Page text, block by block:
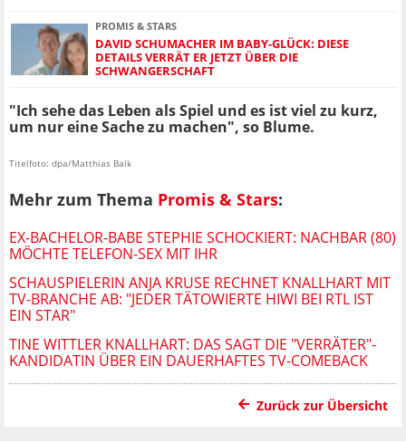
PROMIS & STARS
DAVID SCHUMACHER IM BABY-GLÜCK: DIESE
DETAILS VERRÄT ER JETZT ÜBER DIE
SCHWANGERSCHAFT
"Ich sehe das Leben als Spiel und es ist viel zu kurz,
um nur eine Sache zu machen", so Blume.
Titelfoto: dpa/Matthias Balk
Mehr zum Thema Promis & Stars:
EX-BACHELOR-BABE STEPHIE SCHOCKIERT: NACHBAR (80)
MÖCHTE TELEFON-SEX MIT IHR
SCHAUSPIELERIN ANJA KRUSE RECHNET KNALLHART MIT
TV-BRANCHE AB: "JEDER TÄTOWIERTE HIWI BEI RTL IST
EIN STAR"
TINE WITTLER KNALLHART: DAS SAGT DIE "VERRÄTER"-
KANDIDATIN ÜBER EIN DAUERHAFTES TV-COMEBACK
Zurück zur Übersicht